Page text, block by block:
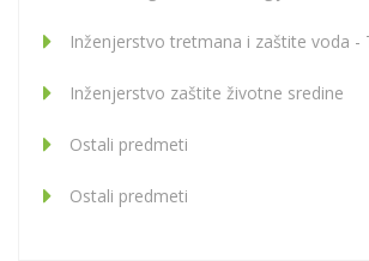
Inženjerstvo tretmana i zaštite voda -
Inženjerstvo zaštite životne sredine
Ostali predmeti
Ostali predmeti